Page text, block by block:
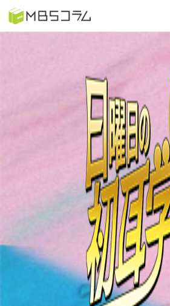
エン
3分で読める！『ザ・リー
ダー』たちの泣き笑い
もう
サタプラ ～気になる情
報をちょこっとプラス～
所さ
の気
月曜
マニアックでメカニカル
そしてＭＢＳ的なＭなス
何が
から
トリ
情熱大陸を読む
レス
「水
ラン」